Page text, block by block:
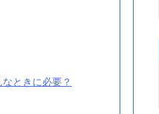
ときに必要？